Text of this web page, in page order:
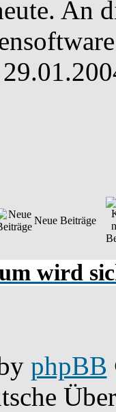
An
Neue Beiträge
wird
phpBB